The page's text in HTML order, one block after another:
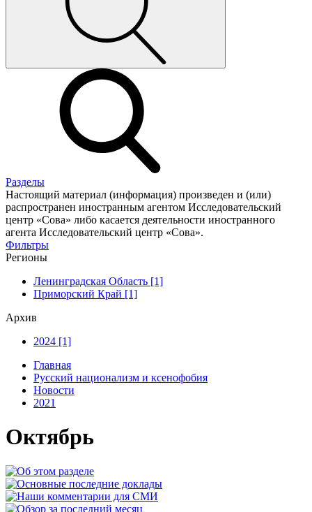
Разделы
Настоящий материал (информация) произведен и (или)
распространен иностранным агентом Исследовательский
центр «Сова» либо касается деятельности иностранного
агента Исследовательский центр «Сова».
Фильтры
Регионы
Ленинградская Область [1]
Приморский Край [1]
Архив
2024 [1]
Главная
Русский национализм и ксенофобия
Новости
2021
Октябрь